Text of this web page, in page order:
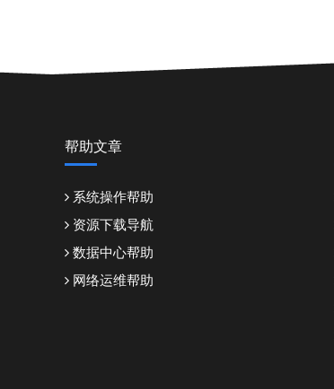
帮助文章
系统操作帮助
资源下载导航
数据中心帮助
网络运维帮助